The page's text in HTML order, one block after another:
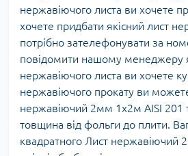
нержавіючого листа ви хочете
хочете придбати якісний лист
потрібно зателефонувати за
повідомити нашому менеджеру
нержавіючого листа ви хочете
нержавіючого прокату ви
нержавіючий 2мм 1х2м AISI 201
товщина від фольги до плити.
квадратного Лист нержавіючий